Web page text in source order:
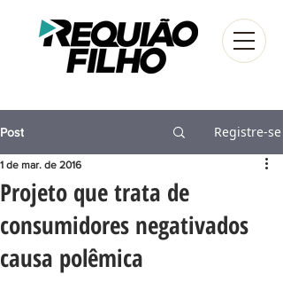
Post Registre-se
Projeto que trata de
consumidores negativados
causa polêmica
1 de mar. de 2016